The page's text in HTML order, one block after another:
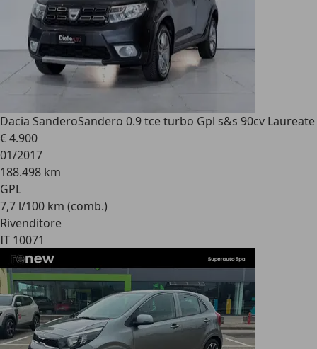
Dacia SanderoSandero 0.9 tce turbo Gpl s&s 90cv Laureate
€ 4.900
01/2017
188.498 km
GPL
7,7 l/100 km (comb.)
Rivenditore
IT 10071